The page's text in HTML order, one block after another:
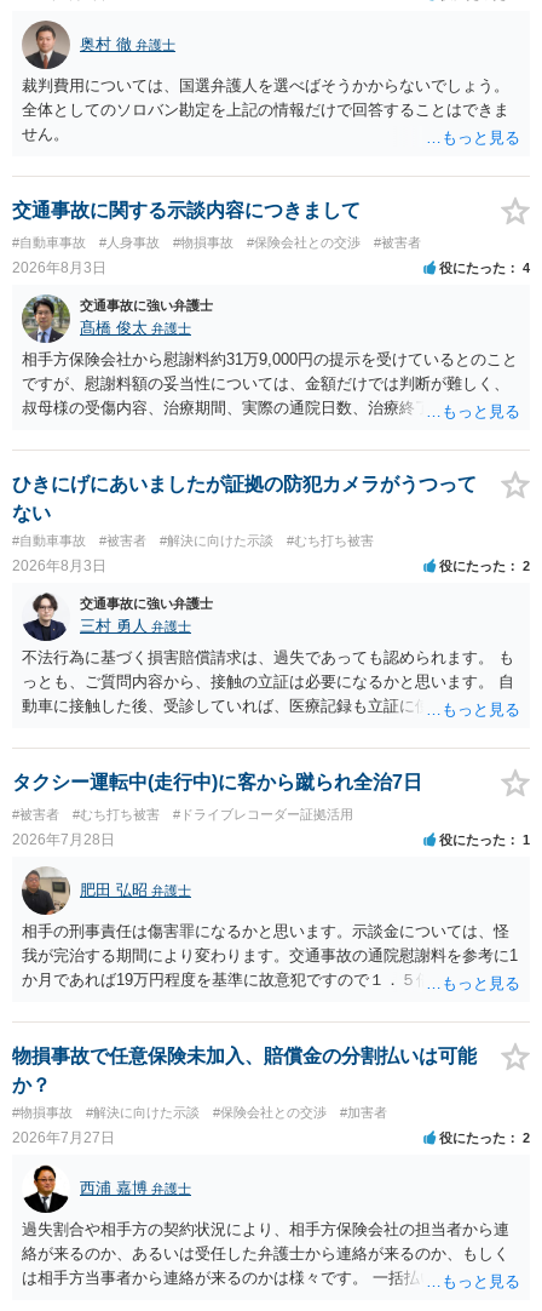
奥村 徹 弁護士
裁判費用については、国選弁護人を選べばそうかからないでしょう。
全体としてのソロバン勘定を上記の情報だけで回答することはできま
せん。
交通事故に関する示談内容につきまして
#自動車事故 #人身事故 #物損事故 #保険会社との交渉 #被害者
2026年8月3日 役にたった 4
交通事故に強い弁護士
髙橋 俊太 弁護士
相手方保険会社から慰謝料約31万9,000円の提示を受けているとのこと
ですが、慰謝料額の妥当性については、金額だけでは判断が難しく、
叔母様の受傷内容、治療期間、実際の通院日数、治療終了の経緯、後
確認する必要があります。保険会社から提示される慰謝料額について
は、弁護士が介入することにより増額を検討できる場合がありますの
で、以下の資料・情報を準備した上で、弁護士に個別に相談すること
をお勧めいたします。 ・相手方保険会社から届いている示談金額の提
示書類 ・叔母様の診断名、けがの内容 ・治療開始日及び治療終了日
・入院の有無、通院回数 ・現在も症状が残っているか ・叔母様ご本人
やご家族等が加入している保険に、今回の事故で利用できる弁護士費
用特約が付帯しているか なお、被害者は叔母様ご本人となりますの
で、弁護士が受任する場合には、叔母様ご本人の依頼意思等を確認す
る必要があります。日本語での十分な意思疎通が難しいとのことです
ので、そのあたりのご事情も踏まえて、依頼意思の確認方法等を検討
ひきにげにあいましたが証拠の防犯カメラがうつって
ない
#自動車事故 #被害者 #解決に向けた示談 #むち打ち被害
2026年8月3日 役にたった 2
交通事故に強い弁護士
三村 勇人 弁護士
不法行為に基づく損害賠償請求は、過失であっても認められます。 も
っとも、ご質問内容から、接触の立証は必要になるかと思います。 自
動車に接触した後、受診していれば、医療記録も立証に使えるかと思
士にご相談ください。
タクシー運転中(走行中)に客から蹴られ全治7日
#被害者 #むち打ち被害 #ドライブレコーダー証拠活用
2026年7月28日 役にたった 1
肥田 弘昭 弁護士
相手の刑事責任は傷害罪になるかと思います。示談金については、怪
我が完治する期間により変わります。交通事故の通院慰謝料を参考に1
か月であれば19万円程度を基準に故意犯ですので１．５倍か2倍程度す
上がるかと思います。ご参考にしてください。
物損事故で任意保険未加入、賠償金の分割払いは可能
か？
#物損事故 #解決に向けた示談 #保険会社との交渉 #加害者
2026年7月27日 役にたった 2
西浦 嘉博 弁護士
過失割合や相手方の契約状況により、相手方保険会社の担当者から連
絡が来るのか、あるいは受任した弁護士から連絡が来るのか、もしく
は相手方当事者から連絡が来るのかは様々です。 一括払いや分割払い